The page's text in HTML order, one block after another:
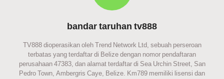
bandar taruhan tv888
TV888 dioperasikan oleh Trend Network Ltd, sebuah perseroan
terbatas yang terdaftar di Belize dengan nomor pendaftaran
perusahaan 47383, dan alamat terdaftar di Sea Urchin Street, San
Pedro Town, Ambergris Caye, Belize. Km789 memiliki lisensi dan